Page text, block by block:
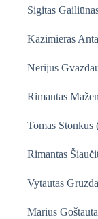
Sigitas
Kazimieras
Nerijus
Rimantas
Tomas
Rimantas
Vytautas
Marius